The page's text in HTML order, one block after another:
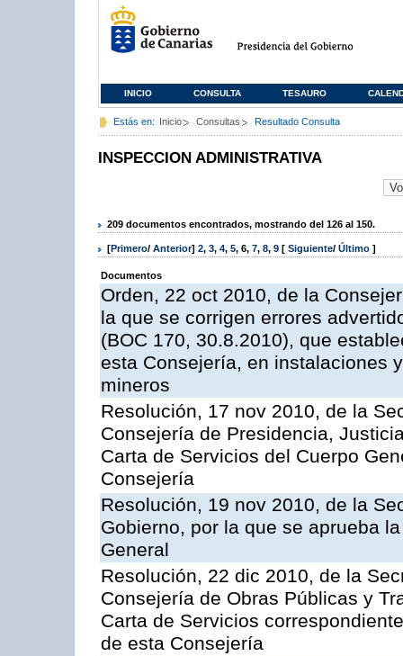
INICIO CONSULTA TESAURO
Estás en: Inicio Consultas Resultado Consulta
INSPECCION ADMINISTRATIVA
209 documentos encontrados, mostrando del 126 al 150.
[Primero/ Anterior] 2, 3, 4, 5, 6, 7, 8, 9 [ Siguiente/ Último ]
Documentos
Orden, 22 oct 2010, de la
la que se corrigen errores
(BOC 170, 30.8.2010), que
esta Consejería, en instalaciones
mineros
Resolución, 17 nov 2010, de la
Consejería de Presidencia,
Carta de Servicios del Cuerpo
Consejería
Resolución, 19 nov 2010, de la
Gobierno, por la que se aprueba
General
Resolución, 22 dic 2010, de la
Consejería de Obras Públicas y
Carta de Servicios
de esta Consejería